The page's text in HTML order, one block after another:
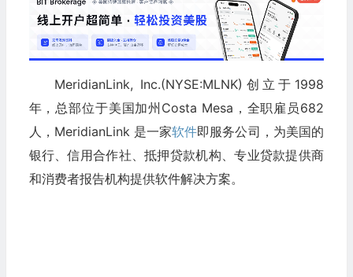
MeridianLink, Inc.(NYSE:MLNK)创立于1998
年，总部位于美国加州Costa Mesa，全职雇员682
人，MeridianLink 是一家软件即服务公司，为美国的
银行、信用合作社、抵押贷款机构、专业贷款提供商
和消费者报告机构提供软件解决方案。